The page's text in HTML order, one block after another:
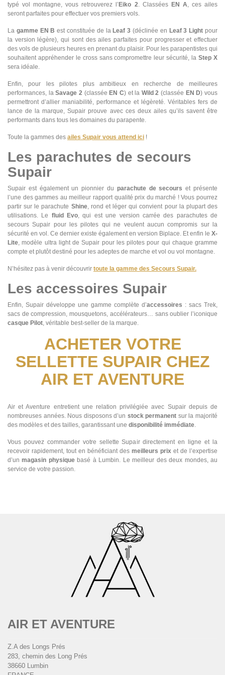
typé vol montagne, vous retrouverez l’ Eiko 2. Classées EN A, ces ailes
seront parfaites pour effectuer vos premiers vols.
La gamme EN B est constituée de la Leaf 3 (déclinée en Leaf 3 Light pour
la version légère), qui sont des ailes parfaites pour progresser et effectuer
des vols de plusieurs heures en prenant du plaisir. Pour les parapentistes qui
souhaitent appréhender le cross sans compromettre leur sécurité, laStep X
sera idéale.
Enfin, pour les pilotes plus ambitieux en recherche de meilleures
performances, laSavage 2(classée EN C) et la Wild 2 (classée EN D) vous
permettront d’allier maniabilité, performance et légèreté. Véritables fers de
lance de la marque, Supair prouve avec ces deux ailes qu’ils savent être
performants dans tous les domaines du parapente.
Toute la gammes des ailes Supair vous attend ici !
Les parachutes de secours
Supair
Supair est également un pionnier du parachute de secours et présente
l’une des gammes au meilleur rapport qualité prix du marché ! Vous pourrez
partir sur le parachute Shine, rond et léger qui convient pour la plupart des
utilisations. Le fluid Evo, qui est une version carrée des parachutes de
secours Supair pour les pilotes qui ne veulent aucun compromis sur la
sécurité en vol. Ce dernier existe également en version Biplace. Et enfin le X-
Lite, modèle ultra light de Supair pour les pilotes pour qui chaque gramme
compte et plutôt destiné pour les adeptes de marche et vol ou vol montagne.
N’hésitez pas à venir découvrir toute la gamme des Secours Supair.
Les accessoires Supair
Enfin, Supair développe une gamme complète d’accessoires : sacs Trek,
sacs de compression, mousquetons, accélérateurs… sans oublier l’iconique
casque Pilot, véritable best-seller de la marque.
ACHETER VOTRE
SELLETTE SUPAIR CHEZ
AIR ET AVENTURE
Air et Aventure entretient une relation privilégiée avec Supair depuis de
nombreuses années. Nous disposons d’un stock permanent sur la majorité
des modèles et des tailles, garantissant une disponibilité immédiate.
Vous pouvez commander votre sellette Supair directement en ligne et la
recevoir rapidement, tout en bénéficiant des meilleurs prix et de l’expertise
d’unmagasin physiquebasé à Lumbin. Le meilleur des deux mondes, au
service de votre passion.
AIR ET AVENTURE
Z.A des Longs Prés
283, chemin des Long Prés
38660 Lumbin